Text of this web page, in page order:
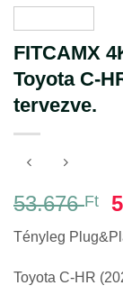
FITCAMX
Toyota C-
tervezve.
53.676Ft
Tényleg
Toyota C-HR